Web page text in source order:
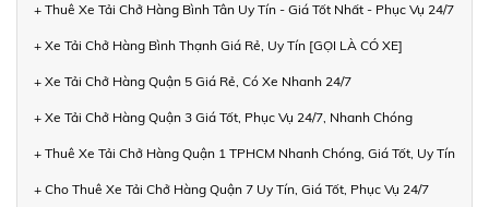
+ Thuê Xe Tải Chở Hàng Bình Tân Uy Tín - Giá Tốt Nhất - Phục Vụ 24/7
+ Xe Tải Chở Hàng Bình Thạnh Giá Rẻ, Uy Tín [GỌI LÀ CÓ XE]
+ Xe Tải Chở Hàng Quận 5 Giá Rẻ, Có Xe Nhanh 24/7
+ Xe Tải Chở Hàng Quận 3 Giá Tốt, Phục Vụ 24/7, Nhanh Chóng
+ Thuê Xe Tải Chở Hàng Quận 1 TPHCM Nhanh Chóng, Giá Tốt, Uy Tín
+ Cho Thuê Xe Tải Chở Hàng Quận 7 Uy Tín, Giá Tốt, Phục Vụ 24/7